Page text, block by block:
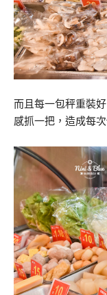
而且每一包秤重裝
感抓一把，造成每